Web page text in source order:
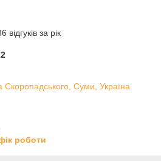
за рік
Скоропадського, Суми, Україна
роботи